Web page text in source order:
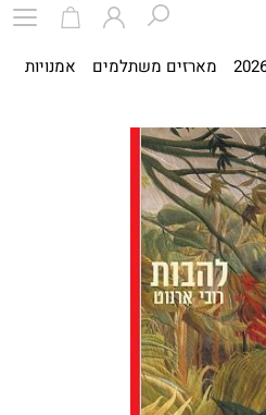
מארזים משתלמים אמנויות